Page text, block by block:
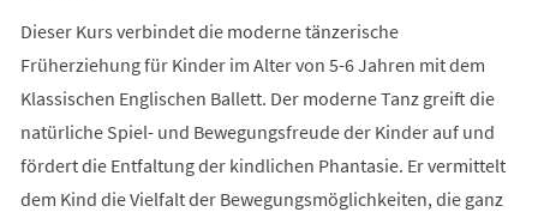
Dieser Kurs verbindet die moderne tänzerische
Früherziehung für Kinder im Alter von 5-6 Jahren mit dem
Klassischen Englischen Ballett. Der moderne Tanz greift die
natürliche Spiel- und Bewegungsfreude der Kinder auf und
fördert die Entfaltung der kindlichen Phantasie. Er vermittelt
dem Kind die Vielfalt der Bewegungsmöglichkeiten, die ganz